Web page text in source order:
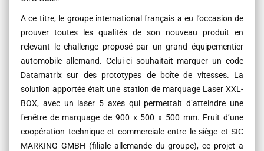
A ce titre, le groupe international français a eu l’occasion de
prouver toutes les qualités de son nouveau produit en
relevant le challenge proposé par un grand équipementier
automobile allemand. Celui-ci souhaitait marquer un code
Datamatrix sur des prototypes de boîte de vitesses. La
solution apportée était une station de marquage Laser XXL-
BOX, avec un laser 5 axes qui permettait d’atteindre une
fenêtre de marquage de 900 x 500 x 500 mm. Fruit d’une
coopération technique et commerciale entre le siège et SIC
MARKING GMBH (filiale allemande du groupe), ce projet a